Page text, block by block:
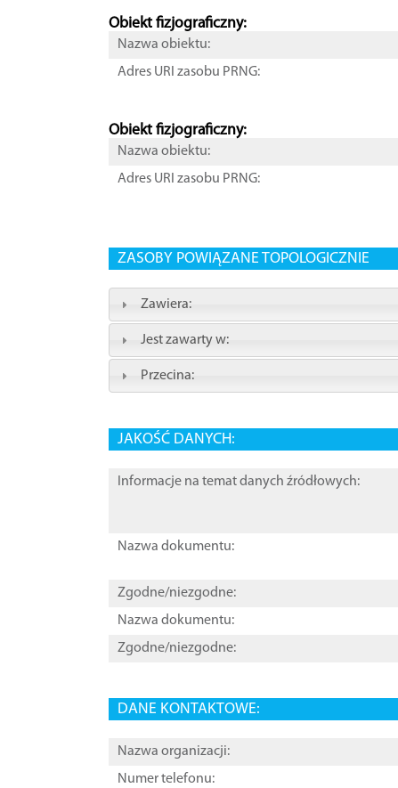
Obiekt fizjograficzny:
Nazwa obiektu:
Adres URI zasobu PRNG:
Obiekt fizjograficzny:
Nazwa obiektu:
Adres URI zasobu PRNG:
ZASOBY POWIĄZANE TOPOLOGICZNIE
Zawiera:
Jest zawarty w:
Przecina:
JAKOŚĆ DANYCH:
Informacje na temat danych źródłowych:
Nazwa dokumentu:
Zgodne/niezgodne:
Nazwa dokumentu:
Zgodne/niezgodne:
DANE KONTAKTOWE:
Nazwa organizacji:
Numer telefonu: